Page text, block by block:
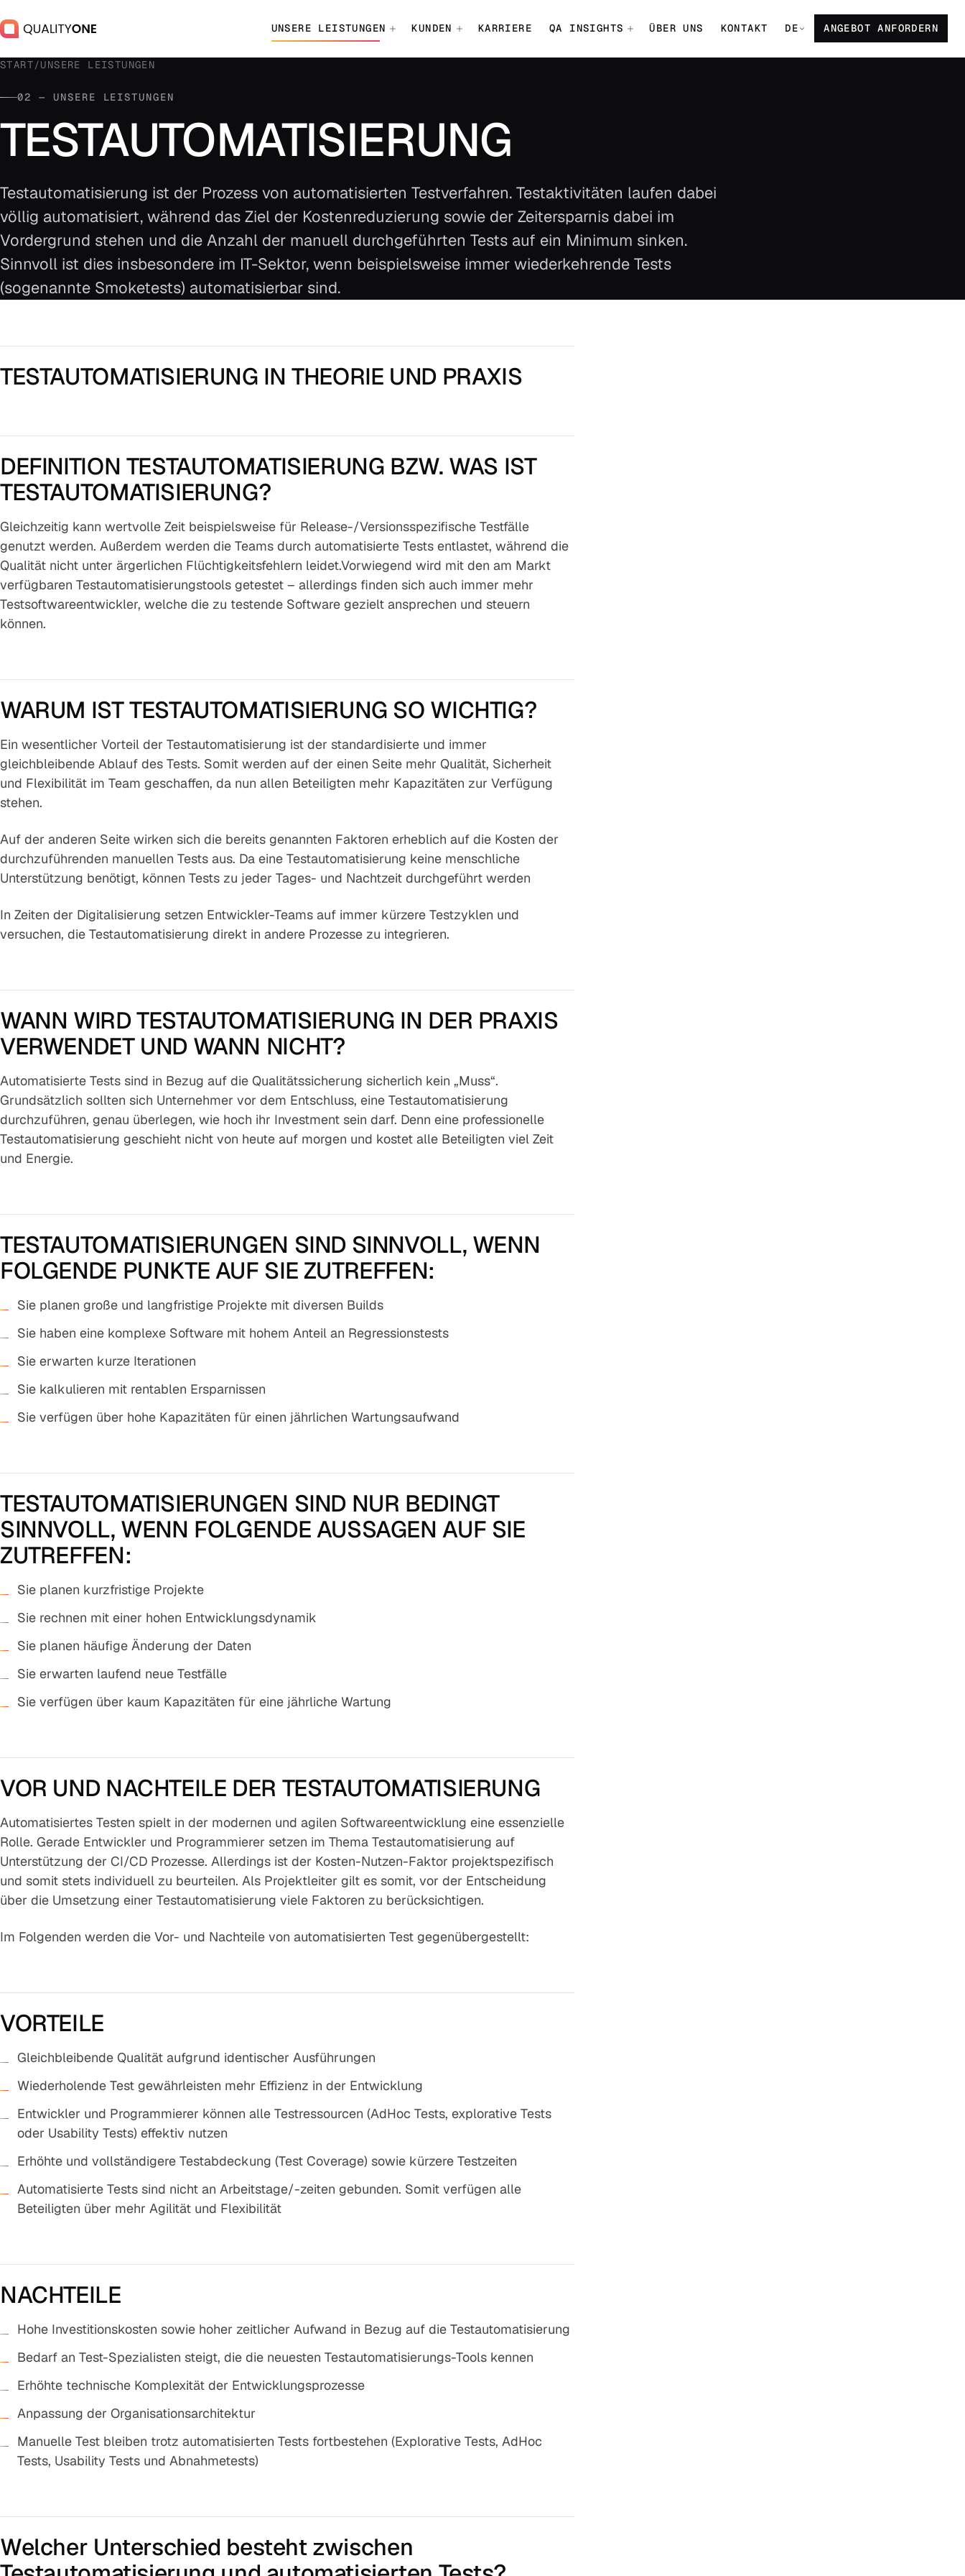
UNSERE LEISTUNGEN KUNDEN KARRIERE QA INSIGHTS ÜBER UNS KONTAKT DE ANGEBOT ANFORDERN
START/UNSERE LEISTUNGEN
02 — UNSERE LEISTUNGEN
TESTAUTOMATISIERUNG
Testautomatisierung ist der Prozess von automatisierten Testverfahren. Testaktivitäten laufen dabei
völlig automatisiert, während das Ziel der Kostenreduzierung sowie der Zeitersparnis dabei im
Vordergrund stehen und die Anzahl der manuell durchgeführten Tests auf ein Minimum sinken.
Sinnvoll ist dies insbesondere im IT-Sektor, wenn beispielsweise immer wiederkehrende Tests
(sogenannte Smoketests) automatisierbar sind.
TESTAUTOMATISIERUNG IN THEORIE UND PRAXIS
DEFINITION TESTAUTOMATISIERUNG BZW. WAS IST
TESTAUTOMATISIERUNG?
Gleichzeitig kann wertvolle Zeit beispielsweise für Release-/Versionsspezifische Testfälle
genutzt werden. Außerdem werden die Teams durch automatisierte Tests entlastet, während die
Qualität nicht unter ärgerlichen Flüchtigkeitsfehlern leidet.Vorwiegend wird mit den am Markt
verfügbaren Testautomatisierungstools getestet – allerdings finden sich auch immer mehr
Testsoftwareentwickler, welche die zu testende Software gezielt ansprechen und steuern
können.
WARUM IST TESTAUTOMATISIERUNG SO WICHTIG?
Ein wesentlicher Vorteil der Testautomatisierung ist der standardisierte und immer
gleichbleibende Ablauf des Tests. Somit werden auf der einen Seite mehr Qualität, Sicherheit
und Flexibilität im Team geschaffen, da nun allen Beteiligten mehr Kapazitäten zur Verfügung
stehen.
Auf der anderen Seite wirken sich die bereits genannten Faktoren erheblich auf die Kosten der
durchzuführenden manuellen Tests aus. Da eine Testautomatisierung keine menschliche
Unterstützung benötigt, können Tests zu jeder Tages- und Nachtzeit durchgeführt werden
In Zeiten der Digitalisierung setzen Entwickler-Teams auf immer kürzere Testzyklen und
versuchen, die Testautomatisierung direkt in andere Prozesse zu integrieren.
WANN WIRD TESTAUTOMATISIERUNG IN DER PRAXIS
VERWENDET UND WANN NICHT?
Automatisierte Tests sind in Bezug auf die Qualitätssicherung sicherlich kein „Muss“.
Grundsätzlich sollten sich Unternehmer vor dem Entschluss, eine Testautomatisierung
durchzuführen, genau überlegen, wie hoch ihr Investment sein darf. Denn eine professionelle
Testautomatisierung geschieht nicht von heute auf morgen und kostet alle Beteiligten viel Zeit
und Energie.
TESTAUTOMATISIERUNGEN SIND SINNVOLL, WENN
FOLGENDE PUNKTE AUF SIE ZUTREFFEN:
Sie planen große und langfristige Projekte mit diversen Builds
Sie haben eine komplexe Software mit hohem Anteil an Regressionstests
Sie erwarten kurze Iterationen
Sie kalkulieren mit rentablen Ersparnissen
Sie verfügen über hohe Kapazitäten für einen jährlichen Wartungsaufwand
TESTAUTOMATISIERUNGEN SIND NUR BEDINGT
SINNVOLL, WENN FOLGENDE AUSSAGEN AUF SIE
ZUTREFFEN:
Sie planen kurzfristige Projekte
Sie rechnen mit einer hohen Entwicklungsdynamik
Sie planen häufige Änderung der Daten
Sie erwarten laufend neue Testfälle
Sie verfügen über kaum Kapazitäten für eine jährliche Wartung
VOR UND NACHTEILE DER TESTAUTOMATISIERUNG
Automatisiertes Testen spielt in der modernen und agilen Softwareentwicklung eine essenzielle
Rolle. Gerade Entwickler und Programmierer setzen im Thema Testautomatisierung auf
Unterstützung der CI/CD Prozesse. Allerdings ist der Kosten-Nutzen-Faktor projektspezifisch
und somit stets individuell zu beurteilen. Als Projektleiter gilt es somit, vor der Entscheidung
über die Umsetzung einer Testautomatisierung viele Faktoren zu berücksichtigen.
Im Folgenden werden die Vor- und Nachteile von automatisierten Test gegenübergestellt:
VORTEILE
Gleichbleibende Qualität aufgrund identischer Ausführungen
Wiederholende Test gewährleisten mehr Effizienz in der Entwicklung
Entwickler und Programmierer können alle Testressourcen (AdHoc Tests, explorative Tests
oder Usability Tests) effektiv nutzen
Erhöhte und vollständigere Testabdeckung (Test Coverage) sowie kürzere Testzeiten
Automatisierte Tests sind nicht an Arbeitstage/-zeiten gebunden. Somit verfügen alle
Beteiligten über mehr Agilität und Flexibilität
NACHTEILE
Hohe Investitionskosten sowie hoher zeitlicher Aufwand in Bezug auf die Testautomatisierung
Bedarf an Test-Spezialisten steigt, die die neuesten Testautomatisierungs-Tools kennen
Erhöhte technische Komplexität der Entwicklungsprozesse
Anpassung der Organisationsarchitektur
Manuelle Test bleiben trotz automatisierten Tests fortbestehen (Explorative Tests, AdHoc
Tests, Usability Tests und Abnahmetests)
Welcher Unterschied besteht zwischen